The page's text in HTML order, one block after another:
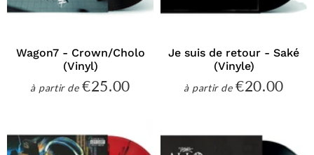
Wagon7 - Crown/Cholo
(Vinyl)
à partir dePrix
€25.00
Je suis de retour - Saké
(Vinyle)
à partir dePrix
€20.00